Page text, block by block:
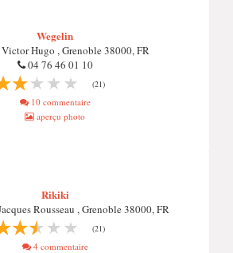
Wegelin
Hugo , Grenoble 38000, FR
04 76 46 01 10
(21)
10 commentaire
aperçu photo
Rikiki
Rousseau , Grenoble 38000, FR
(21)
4 commentaire